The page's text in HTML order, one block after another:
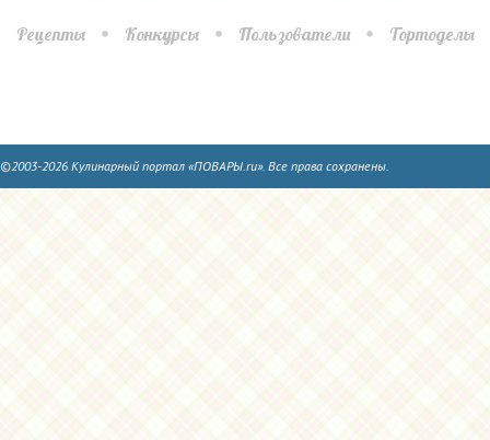
Рецепты Конкурсы Пользователи Тортоделы
©2003-2026 Кулинарный портал «ПОВАРЫ.ru». Все права сохранены.